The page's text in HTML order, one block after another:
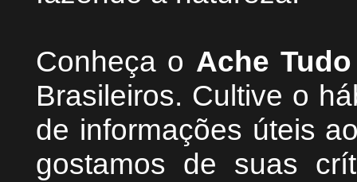
Conheça o Ache
Brasileiros. Cultive o
de informações úteis
gostamos de suas